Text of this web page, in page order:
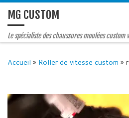
MG CUSTOM
Le spécialiste des chaussures moulées custom
Accueil » Roller de vitesse custom »